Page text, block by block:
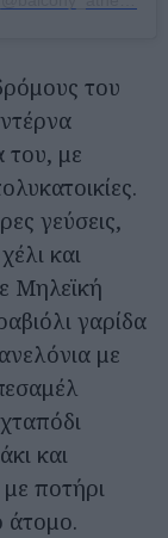
του
του, με
γεύσεις,
και
Μηλεϊκή
γαρίδα
με
και
ποτήρι
άτομο.